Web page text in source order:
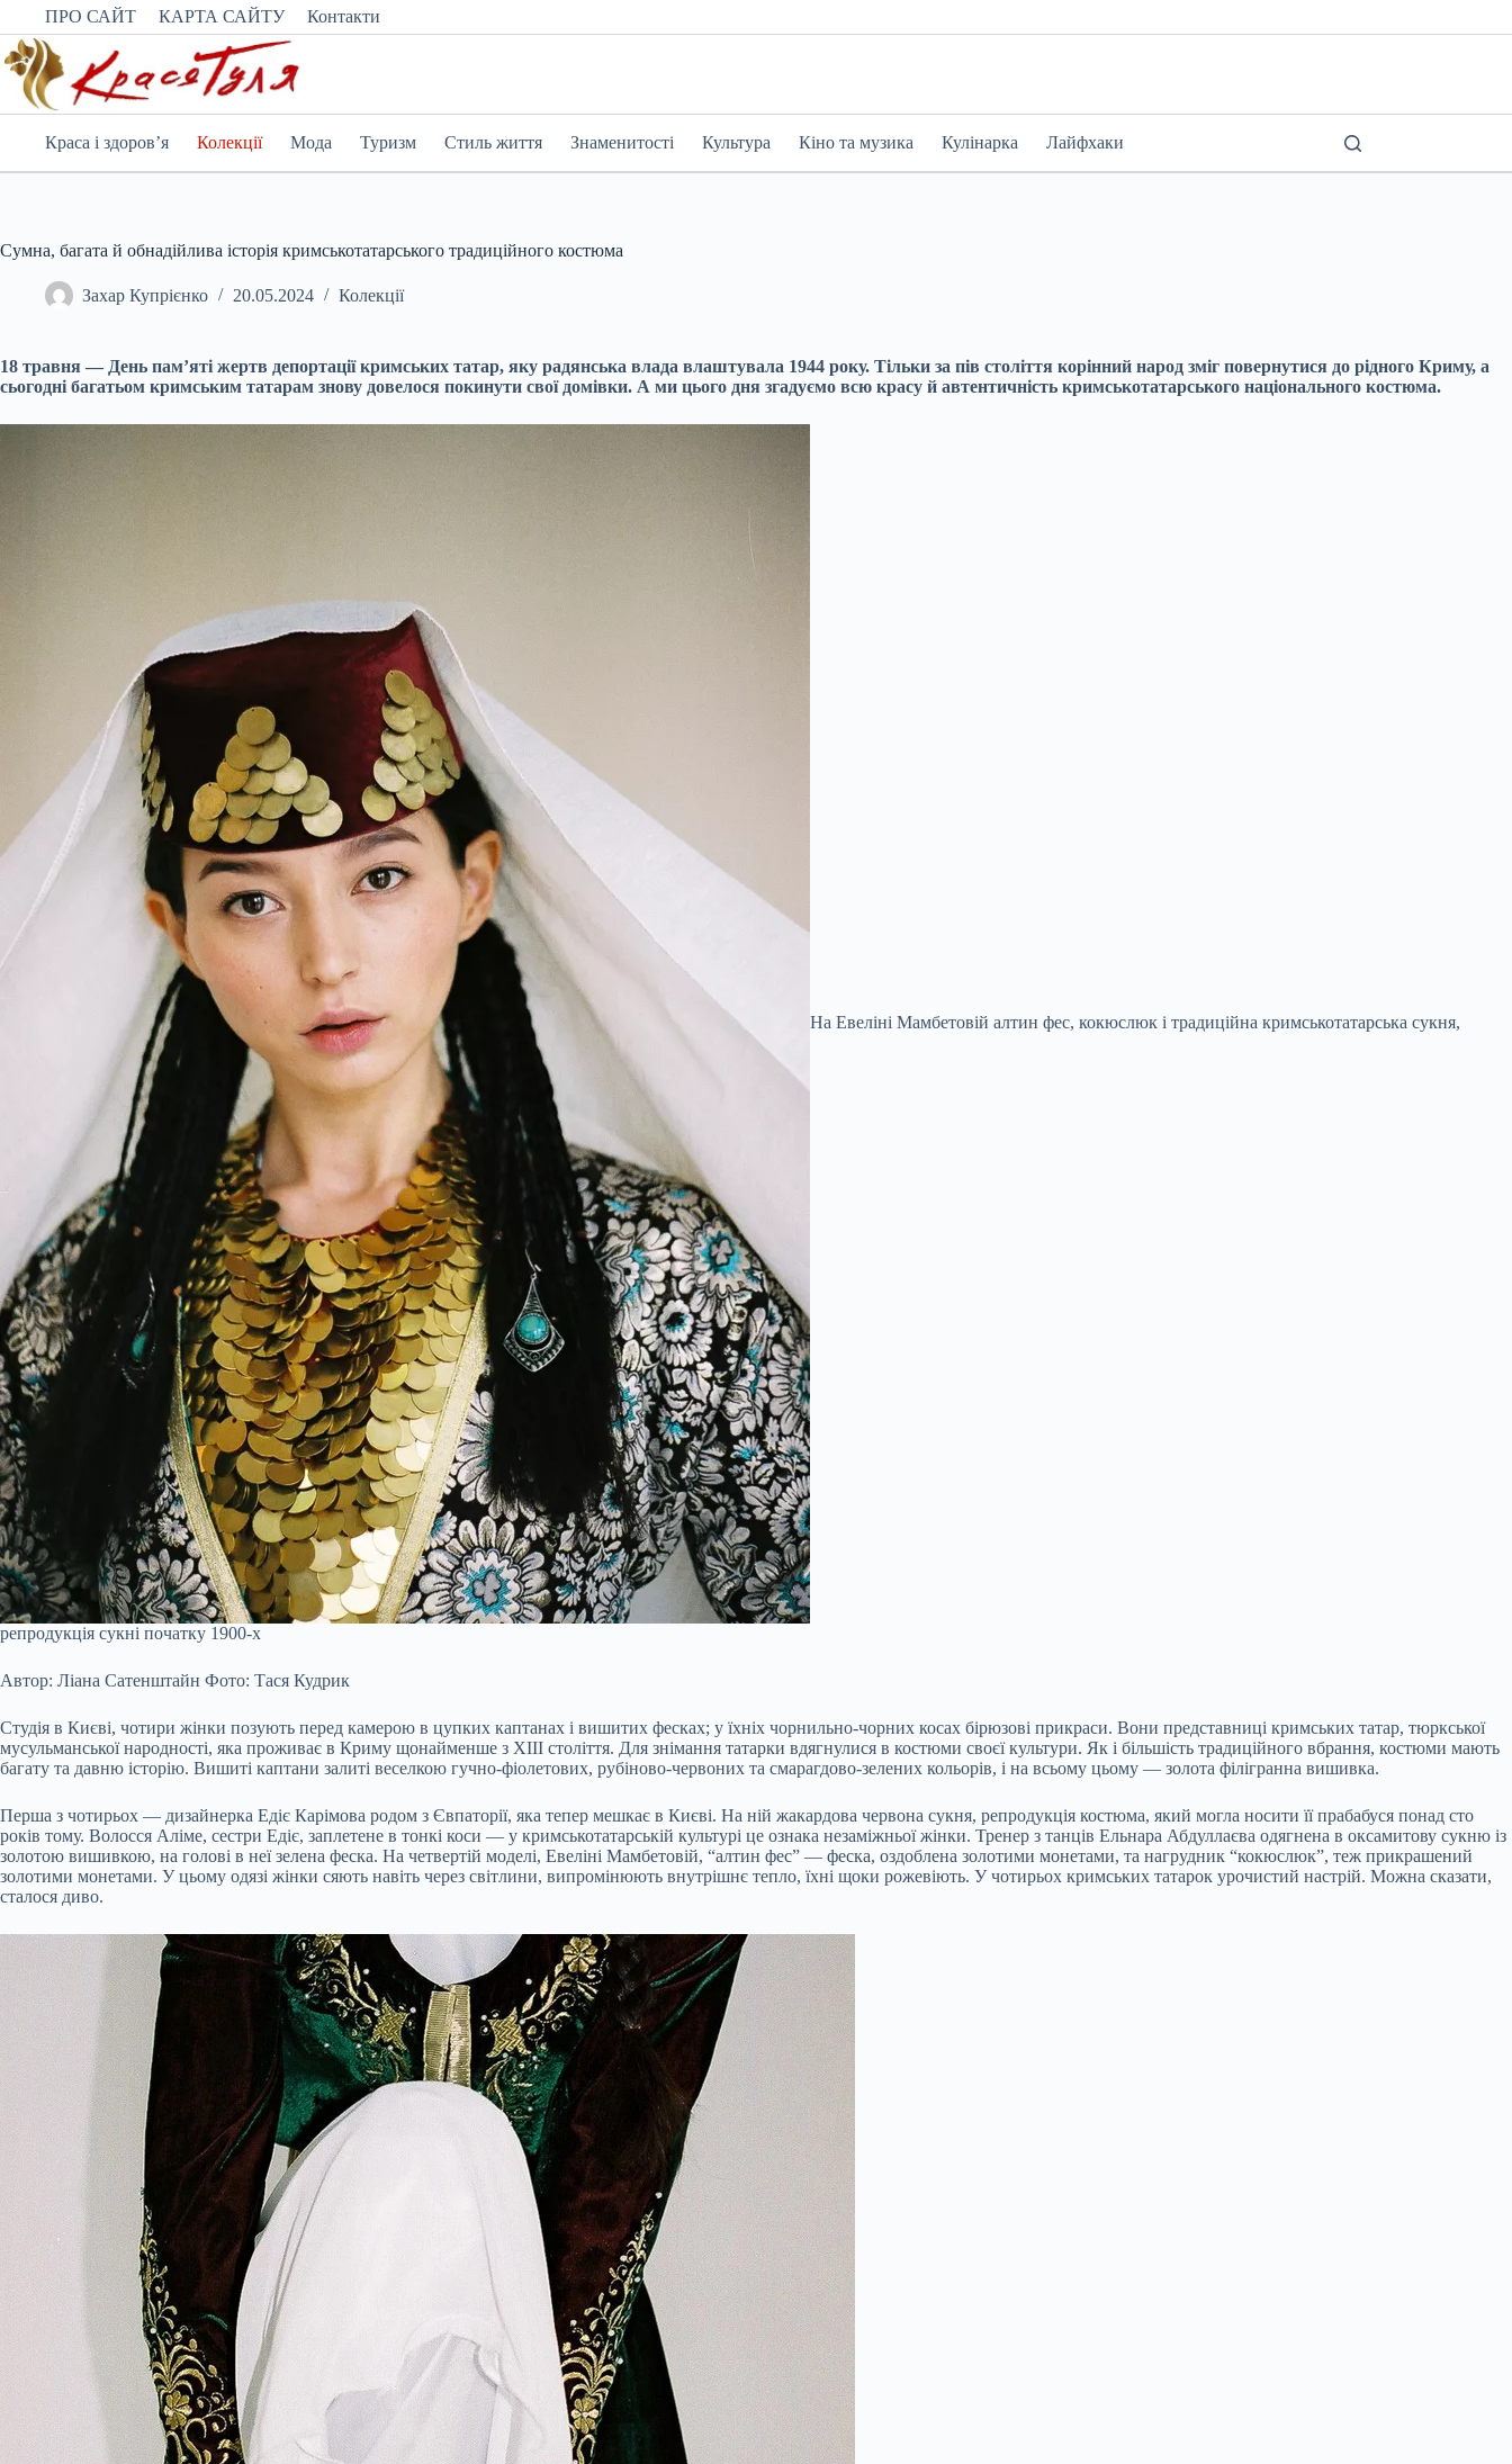
Перейти
вмісту
ПРО САЙТ КАРТА САЙТУ Контакти
Краса і здоров’я Колекції Мода Туризм Стиль життя Знаменитості Культура Кіно та музика Кулінарка Лайфхаки
Сумна, багата й обнадійлива історія кримськотатарського традиційного костюма
Захар Купрієнко 20.05.2024 Колекції
18 травня — День пам’яті жертв депортації кримських татар, яку радянська влада влаштувала 1944 року. Тільки за пів століття корінний народ зміг повернутися до рідного Криму, а
сьогодні багатьом кримським татарам знову довелося покинути свої домівки. А ми цього дня згадуємо всю красу й автентичність кримськотатарського національного костюма.
На Евеліні Мамбетовій алтин фес, кокюслюк і традиційна кримськотатарська сукня,
репродукція сукні початку 1900-х
Автор: Ліана Сатенштайн Фото: Тася Кудрик
Студія в Києві, чотири жінки позують перед камерою в цупких каптанах і вишитих фесках; у їхніх чорнильно-чорних косах бірюзові прикраси. Вони представниці кримських татар, тюркської
мусульманської народності, яка проживає в Криму щонайменше з XIII століття. Для знімання татарки вдягнулися в костюми своєї культури. Як і більшість традиційного вбрання, костюми мають
багату та давню історію. Вишиті каптани залиті веселкою гучно-фіолетових, рубіново-червоних та смарагдово-зелених кольорів, і на всьому цьому — золота філігранна вишивка.
Перша з чотирьох — дизайнерка Едіє Карімова родом з Євпаторії, яка тепер мешкає в Києві. На ній жакардова червона сукня, репродукція костюма, який могла носити її прабабуся понад сто
років тому. Волосся Аліме, сестри Едіє, заплетене в тонкі коси — у кримськотатарській культурі це ознака незаміжньої жінки. Тренер з танців Ельнара Абдуллаєва одягнена в оксамитову сукню із
золотою вишивкою, на голові в неї зелена феска. На четвертій моделі, Евеліні Мамбетовій, “алтин фес” — феска, оздоблена золотими монетами, та нагрудник “кокюслюк”, теж прикрашений
золотими монетами. У цьому одязі жінки сяють навіть через світлини, випромінюють внутрішнє тепло, їхні щоки рожевіють. У чотирьох кримських татарок урочистий настрій. Можна сказати,
сталося диво.